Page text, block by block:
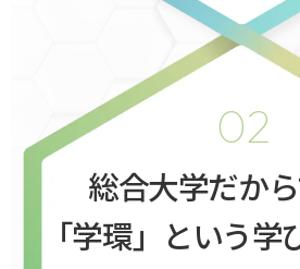
02
総合大学だか
「学環」という